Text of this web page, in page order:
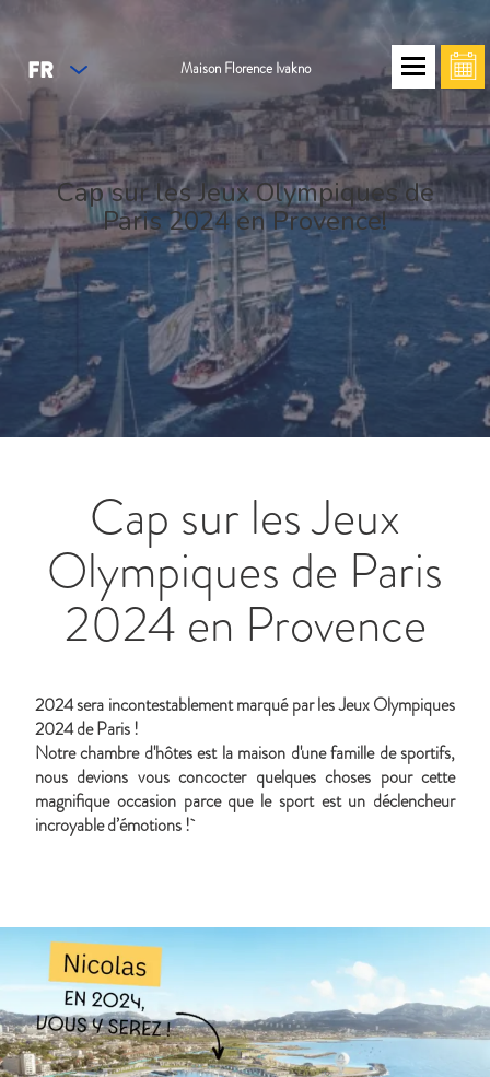
FR Maison Florence Ivakno
Cap sur les Jeux Olympiques de
Paris 2024 en Provence!
Cap sur les Jeux
Olympiques de Paris
2024 en Provence
2024 sera incontestablement marqué par lesJeux Olympiques
2024 de Paris !
Notre chambre d'hôtes est la maison d'une famille de sportifs,
nous devions vous concocter quelques choses pour cette
magnifique occasion parce que le sport est un déclencheur
incroyable d’émotions !